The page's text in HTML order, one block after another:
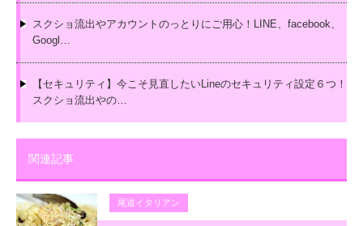
スクショ流出やアカウントのっとりにご用心！LINE、facebook、
Googl…
【セキュリティ】今こそ見直したいLineのセキュリティ設定６つ！
スクショ流出やの…
関連記事
尾道イタリアン